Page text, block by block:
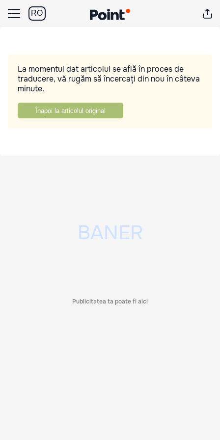
RO
La momentul dat articolul se află în proces de
traducere, vă rugăm să încercați din nou în câteva
minute.
Înapoi la articolul original
Publicitatea ta poate fi aici